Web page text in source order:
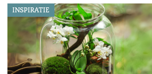
INSPIRATIE